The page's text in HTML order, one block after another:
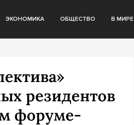
ЭКОНОМИКА ОБЩЕСТВО В МИРЕ
резидентов
форуме-